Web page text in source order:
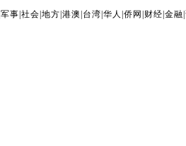
|军事 |社会 |地方 |港澳 台湾 |华人 |侨网 财经 |金融 |